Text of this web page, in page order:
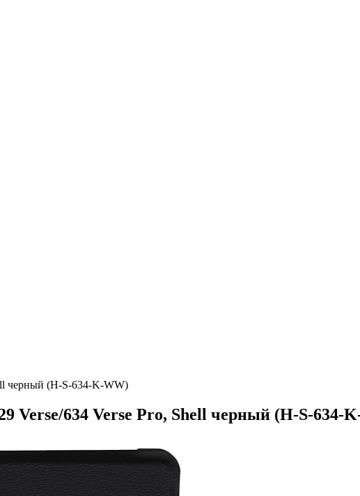
черный (H-S-634-K-WW)
Verse/634 Verse Pro, Shell черный (H-S-634-